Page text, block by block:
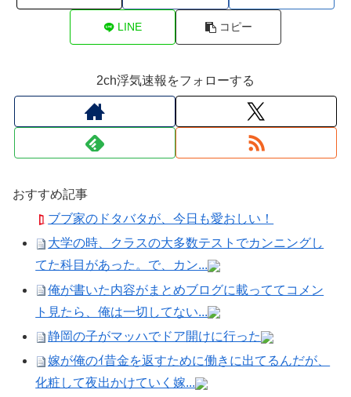
LINE コピー
2ch浮気速報をフォローする
おすすめ記事
ブブ家のドタバタが、今日も愛おしい！
大学の時、クラスの大多数テストでカンニングし
てた科目があった。で、カン...
俺が書いた内容がまとめブログに載っててコメン
ト見たら、俺は一切してない...
静岡の子がマッハでドア開けに行った
嫁が俺のｲ昔金を返すために働きに出てるんだが、
化粧して夜出かけていく嫁...